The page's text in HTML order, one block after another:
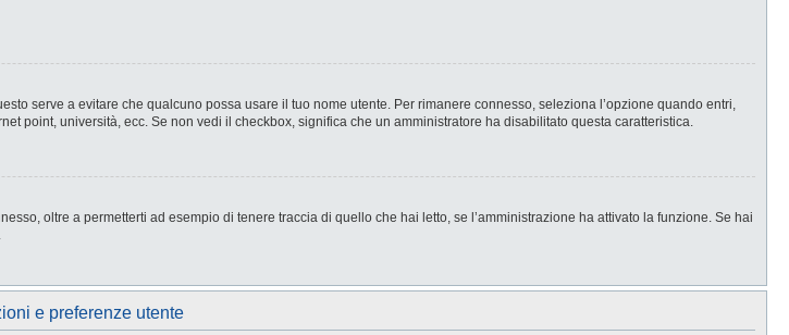
serve a evitare che qualcuno possa usare il tuo nome utente. Per rimanere connesso, seleziona l’opzione quando entri,
point, università, ecc. Se non vedi il checkbox, significa che un amministratore ha disabilitato questa caratteristica.
oltre a permetterti ad esempio di tenere traccia di quello che hai letto, se l’amministrazione ha attivato la funzione. Se hai
e preferenze utente